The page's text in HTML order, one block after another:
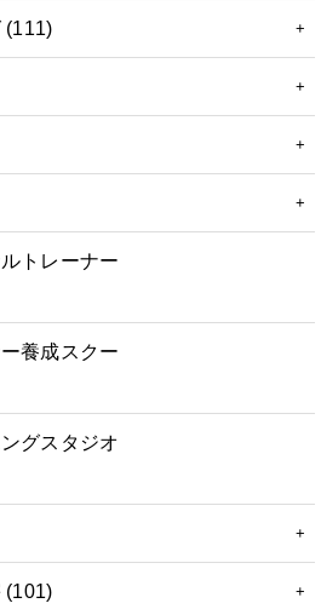
(111)
トレーナー
養成スクー
グスタジオ
(101)